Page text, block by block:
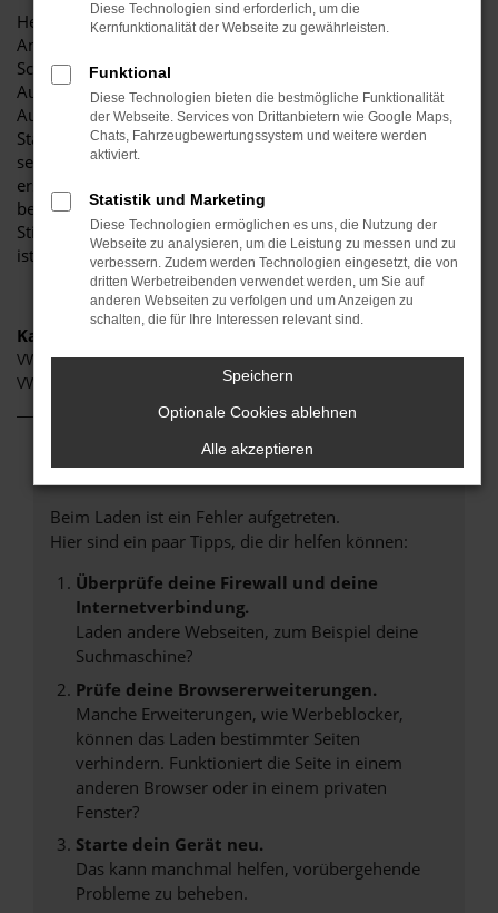
Herzlich willkommen bei Autohaus Stiglmayr – Ihre erste
Anlaufstelle für exzellente VW Crafter Fahrzeuge für
Schrobenhausen und Umgebung! Unser renommiertes
Autohaus ist stolz darauf, Ihnen eine herausragende
Auswahl an VW Crafter zu präsentieren, die höchste
Standards in Sachen Qualität und Leistung erfüllen. Wir sind
seit Jahren Ihr vertrauenswürdiger Partner, wenn es um
erstklassige Automobile geht. Erfahren Sie mehr über unsere
beeindruckende VW Crafter Flotte und warum Autohaus
Stiglmayr die bevorzugte Adresse für VW Crafter Liebhaber
ist.
Kategorie
VW Crafter Schrobenhausen
VW Crafter Gebrauchtwagen Schrobenhausen
Fehler: Network Error
Beim Laden ist ein Fehler aufgetreten.
Hier sind ein paar Tipps, die dir helfen können:
Überprüfe deine Firewall und deine
Internetverbindung.
Laden andere Webseiten, zum Beispiel deine
Suchmaschine?
Prüfe deine Browsererweiterungen.
Manche Erweiterungen, wie Werbeblocker,
können das Laden bestimmter Seiten
verhindern. Funktioniert die Seite in einem
anderen Browser oder in einem privaten
Fenster?
Starte dein Gerät neu.
Das kann manchmal helfen, vorübergehende
Probleme zu beheben.
Diese Technologien sind erforderlich, um die
Kernfunktionalität der Webseite zu gewährleisten.
Funktional
Diese Technologien bieten die bestmögliche Funktionalität
der Webseite. Services von Drittanbietern wie Google Maps,
Chats, Fahrzeugbewertungssystem und weitere werden
aktiviert.
Statistik und Marketing
Diese Technologien ermöglichen es uns, die Nutzung der
Webseite zu analysieren, um die Leistung zu messen und zu
verbessern. Zudem werden Technologien eingesetzt, die von
dritten Werbetreibenden verwendet werden, um Sie auf
anderen Webseiten zu verfolgen und um Anzeigen zu
schalten, die für Ihre Interessen relevant sind.
Speichern
Optionale Cookies ablehnen
Alle akzeptieren